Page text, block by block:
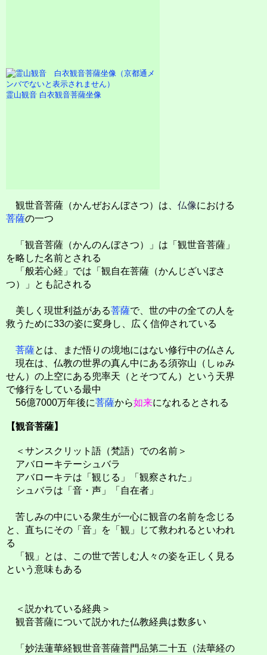
霊山観音 白衣観音菩薩坐像
観世音菩薩（かんぜおんぼさつ）は、 仏像における
菩薩の一つ
「観音菩薩（かんのんぼさつ）」は「観世音菩薩」
を略した名前とされる
「般若心経」では「観自在菩薩（かんじざいぼさ
つ）」とも記される
美しく現世利益がある菩薩で、世の中の全ての人を
救うために33の姿に変身し、広く信仰されている
菩薩とは、まだ悟りの境地にはない修行中の仏さん
現在は、仏教の世界の真ん中にある須弥山（しゅみ
せん）の上空にある兜率天（とそつてん）という天界
で修行をしている最中
56億7000万年後に菩薩から如来になれるとされる
【観音菩薩】
＜サンスクリット語（梵語）での名前＞
アバローキテーシュバラ
アバローキテは「観じる」「観察された」
シュバラは「音・声」「自在者」
苦しみの中にいる衆生が一心に観音の名前を念じる
と、直ちにその「音」を「観」じて救われるといわれ
る
「観」とは、この世で苦しむ人々の姿を正しく見る
という意味もある
＜説かれている経典＞
観音菩薩について説かれた仏教経典は数多い
「妙法蓮華経観世音菩薩普門品第二十五（法華経の